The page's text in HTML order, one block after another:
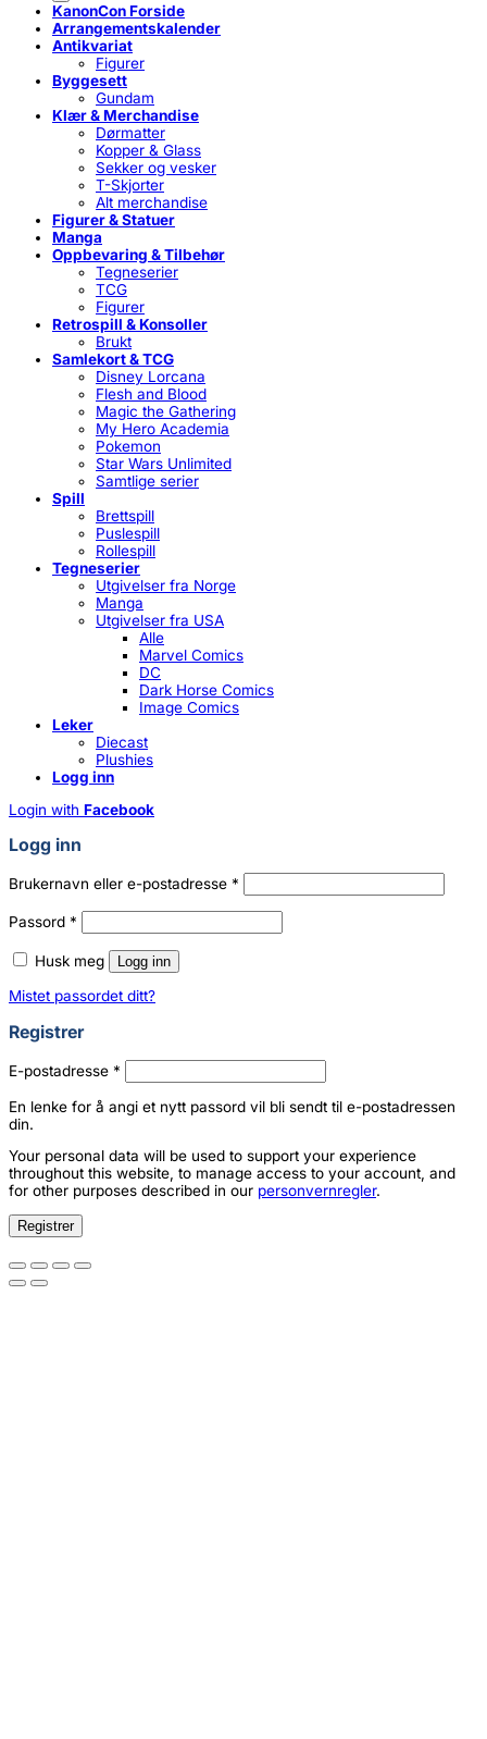
KanonCon Forside
Arrangementskalender
Antikvariat
Figurer
Byggesett
Gundam
Klær & Merchandise
Dørmatter
Kopper & Glass
Sekker og vesker
T-Skjorter
Alt merchandise
Figurer & Statuer
Manga
Oppbevaring & Tilbehør
Tegneserier
TCG
Figurer
Retrospill & Konsoller
Brukt
Samlekort & TCG
Disney Lorcana
Flesh and Blood
Magic the Gathering
My Hero Academia
Pokemon
Star Wars Unlimited
Samtlige serier
Spill
Brettspill
Puslespill
Rollespill
Tegneserier
Utgivelser fra Norge
Manga
Utgivelser fra USA
Alle
Marvel Comics
DC
Dark Horse Comics
Image Comics
Leker
Diecast
Plushies
Logg inn
Login with Facebook
Logg inn
Brukernavn eller e-postadresse *
Passord *
Husk meg Logg inn
Mistet passordet ditt?
Registrer
E-postadresse *
En lenke for å angi et nytt passord vil bli sendt til e-postadressen
din.
Your personal data will be used to support your experience
throughout this website, to manage access to your account, and
for other purposes described in our personvernregler.
Registrer